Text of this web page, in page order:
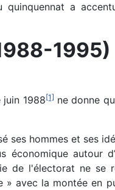
a
1995)
juin 1988[1] ne donne
hommes et ses
autour
de l'électorat ne se
avec la montée en